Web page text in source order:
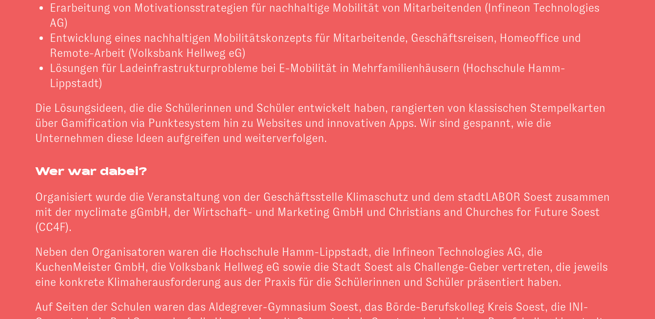
Erarbeitung von Motivationsstrategien für nachhaltige Mobilität von Mitarbeitenden (Infineon Technologies
AG)
Entwicklung eines nachhaltigen Mobilitätskonzepts für Mitarbeitende, Geschäftsreisen, Homeoffice und
Remote-Arbeit (Volksbank Hellweg eG)
Lösungen für Ladeinfrastrukturprobleme bei E-Mobilität in Mehrfamilienhäusern (Hochschule Hamm-
Lippstadt)
Die Lösungsideen, die die Schülerinnen und Schüler entwickelt haben, rangierten von klassischen Stempelkarten
über Gamification via Punktesystem hin zu Websites und innovativen Apps. Wir sind gespannt, wie die
Unternehmen diese Ideen aufgreifen und weiterverfolgen.
Wer war dabei?
Organisiert wurde die Veranstaltung von der Geschäftsstelle Klimaschutz und dem stadtLABOR Soest zusammen
mit der myclimate gGmbH, der Wirtschaft- und Marketing GmbH und Christians and Churches for Future Soest
(CC4F).
Neben den Organisatoren waren die Hochschule Hamm-Lippstadt, die Infineon Technologies AG, die
KuchenMeister GmbH, die Volksbank Hellweg eG sowie die Stadt Soest als Challenge-Geber vertreten, die jeweils
eine konkrete Klimaherausforderung aus der Praxis für die Schülerinnen und Schüler präsentiert haben.
Auf Seiten der Schulen waren das Aldegrever-Gymnasium Soest, das Börde-Berufskolleg Kreis Soest, die INI-